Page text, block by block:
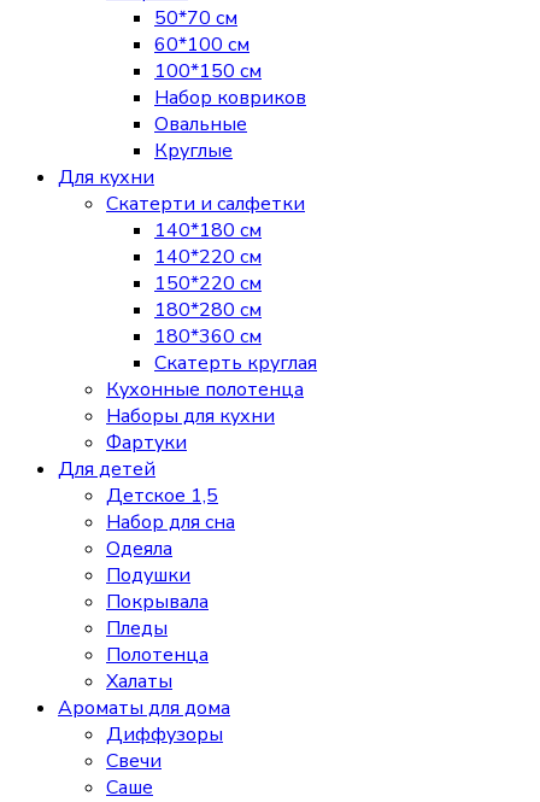
50*70 см
60*100 см
100*150 см
Набор ковриков
Овальные
Круглые
Для кухни
Скатерти и салфетки
140*180 см
140*220 см
150*220 см
180*280 см
180*360 см
Скатерть круглая
Кухонные полотенца
Наборы для кухни
Фартуки
Для детей
Детское 1,5
Набор для сна
Одеяла
Подушки
Покрывала
Пледы
Полотенца
Халаты
Ароматы для дома
Диффузоры
Свечи
Cаше